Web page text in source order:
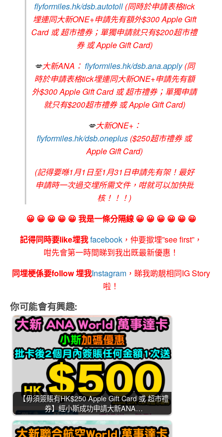
flyformiles.hk/dsb.autotoll (同時於申請表格tick
埋連同大新ONE+申請先有額外$300 Apple Gift
Card 或 超市禮券；單獨申請就只有$200超市禮
券 或 Apple Gift Card)
💋大新ANA： flyformiles.hk/dsb.ana.apply(同
時於申請表格tick埋連同大新ONE+申請先有額
外$300 Apple Gift Card 或 超市禮券；單獨申請
就只有$200超市禮券 或 Apple Gift Card)
💋大新ONE+：
flyformiles.hk/dsb.oneplus ($250超市禮券 或
Apple Gift Card)
(記得要喺1月1日至1月31日申請先有架！最好
申請時一次過交埋所需文件，咁就可以加快批
核！！！)
😀 😀 😀 😀 😀 我是一條分隔線 😀 😀 😀 😀 😀 😀
記得同時要like埋我facebook ，仲要撳埋”see first”，
咁先會第一時間睇到我出既最新優惠！
同埋梗係要follow 埋我Instagram ，睇我啲靚相同IG Story
啦！
你可能會有興趣:
【毋須簽賬有HK$250 Apple Gift Card 或 超市禮
券】經小斯成功申請大新ANA…